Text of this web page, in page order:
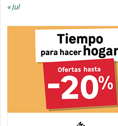
« Jul